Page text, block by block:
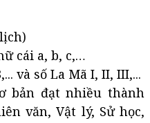
cái a, b, c,…
và số La Mã I, II, III,...
bản đạt nhiều thành
văn, Vật lý, Sử học,